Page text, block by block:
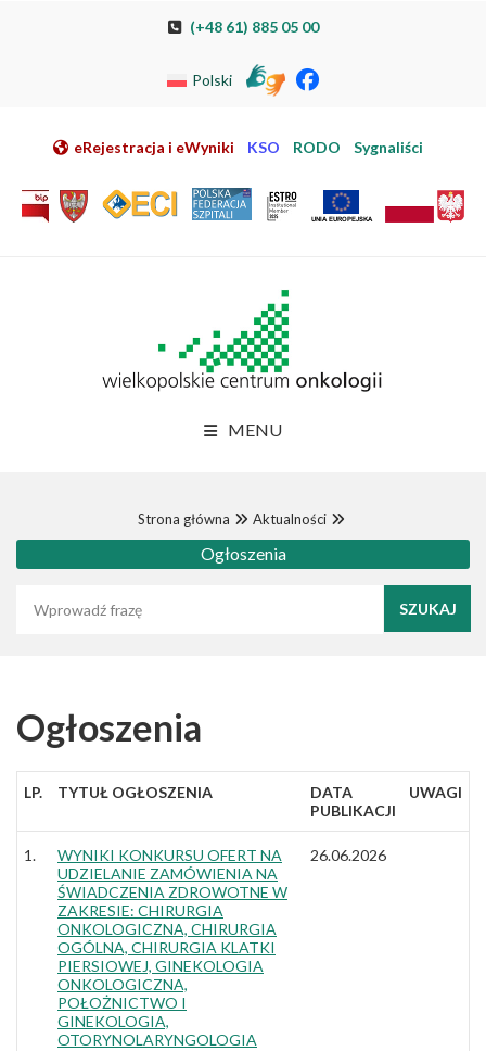
Przeskocz do nawigacji
Przejdź do mapy strony
Przejdź do elektronicznej rejestracji pacjenta
(+48 61) 885 05 00
Polski
eRejestracja i eWyniki KSO RODO Sygnaliści
MENU
Strona główna Aktualności
Ogłoszenia
Ogłoszenia
LP. TYTUŁ OGŁOSZENIA
DATA
PUBLIKACJI
UWAGI
1.
WYNIKI KONKURSU OFERT NA
UDZIELANIE ZAMÓWIENIA NA
ŚWIADCZENIA ZDROWOTNE W
ZAKRESIE: CHIRURGIA
ONKOLOGICZNA, CHIRURGIA
OGÓLNA, CHIRURGIA KLATKI
PIERSIOWEJ, GINEKOLOGIA
ONKOLOGICZNA,
POŁOŻNICTWO I
GINEKOLOGIA,
OTORYNOLARYNGOLOGIA
26.06.2026